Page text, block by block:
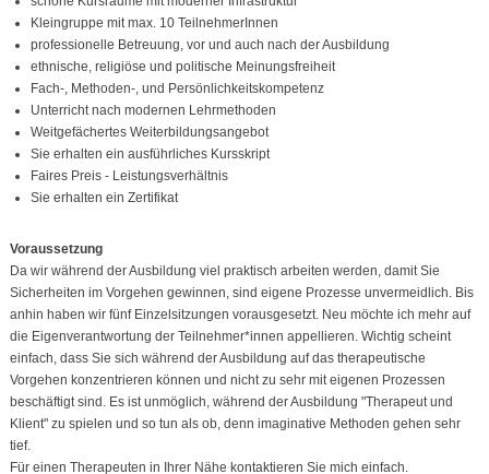
Kleingruppe mit max. 10 TeilnehmerInnen
professionelle Betreuung, vor und auch nach der Ausbildung
ethnische, religiöse und politische Meinungsfreiheit
Fach-, Methoden-, und Persönlichkeitskompetenz
Unterricht nach modernen Lehrmethoden
Weitgefächertes Weiterbildungsangebot
Sie erhalten ein ausführliches Kursskript
Faires Preis - Leistungsverhältnis
Sie erhalten ein Zertifikat
Voraussetzung
Da wir während der Ausbildung viel praktisch arbeiten werden, damit Sie
Sicherheiten im Vorgehen gewinnen, sind eigene Prozesse unvermeidlich. Bis
anhin haben wir fünf Einzelsitzungen vorausgesetzt. Neu möchte ich mehr auf
die Eigenverantwortung der Teilnehmer*innen appellieren. Wichtig scheint
einfach, dass Sie sich während der Ausbildung auf das therapeutische
Vorgehen konzentrieren können und nicht zu sehr mit eigenen Prozessen
beschäftigt sind. Es ist unmöglich, während der Ausbildung "Therapeut und
Klient" zu spielen und so tun als ob, denn imaginative Methoden gehen sehr
tief.
Für einen Therapeuten in Ihrer Nähe kontaktieren Sie mich einfach.